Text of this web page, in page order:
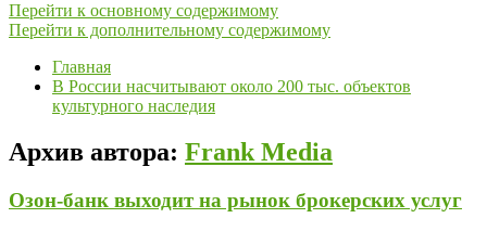
Перейти к основному содержимому
Перейти к дополнительному содержимому
Главная
В России насчитывают около 200 тыс. объектов
культурного наследия
Архив автора: Frank Media
Озон-банк выходит на рынок брокерских услуг